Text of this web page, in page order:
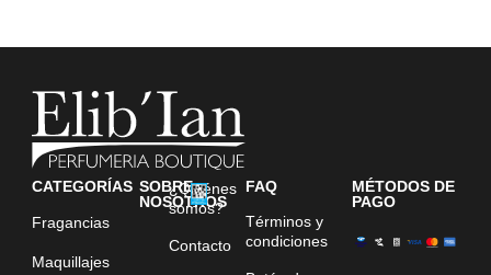
CATEGORÍAS
Fragancias
Maquillajes
SOBRE
NOSOTROS
¿Quiénes
somos?
Contacto
FAQ
Términos y
condiciones
MÉTODOS DE
PAGO